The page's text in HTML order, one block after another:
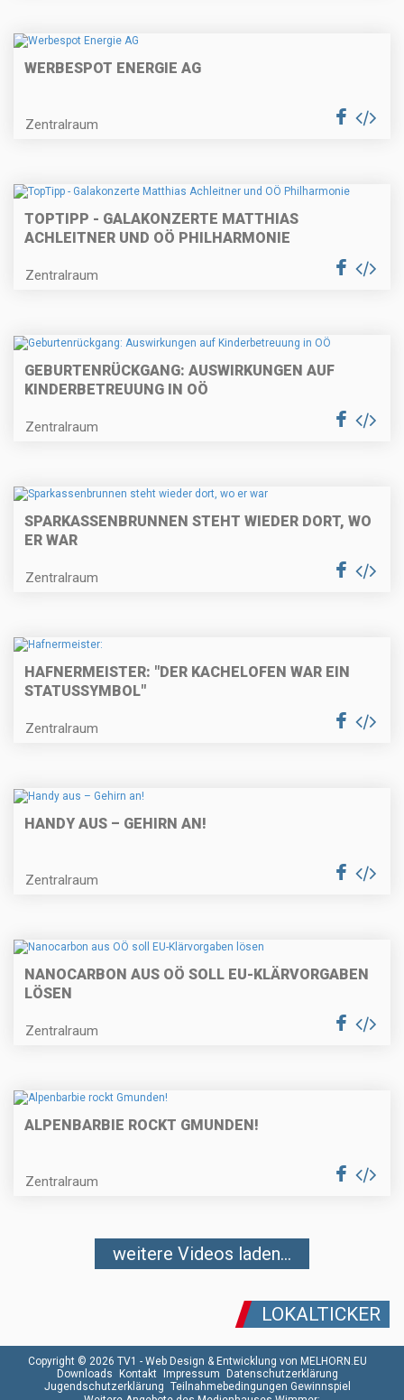
WERBESPOT ENERGIE AG
Zentralraum
TOPTIPP - GALAKONZERTE MATTHIAS
ACHLEITNER UND OÖ PHILHARMONIE
Zentralraum
GEBURTENRÜCKGANG: AUSWIRKUNGEN AUF
KINDERBETREUUNG IN OÖ
Zentralraum
SPARKASSENBRUNNEN STEHT WIEDER DORT, WO
ER WAR
Zentralraum
HAFNERMEISTER: "DER KACHELOFEN WAR EIN
STATUSSYMBOL"
Zentralraum
HANDY AUS – GEHIRN AN!
Zentralraum
NANOCARBON AUS OÖ SOLL EU-KLÄRVORGABEN
LÖSEN
Zentralraum
ALPENBARBIE ROCKT GMUNDEN!
Zentralraum
weitere Videos laden...
LOKALTICKER
Copyright © 2026 TV1 - Web Design & Entwicklung von MELHORN.EU
Downloads
Kontakt Impressum
Datenschutzerklärung
Jugendschutzerklärung Teilnahmebedingungen Gewinnspiel